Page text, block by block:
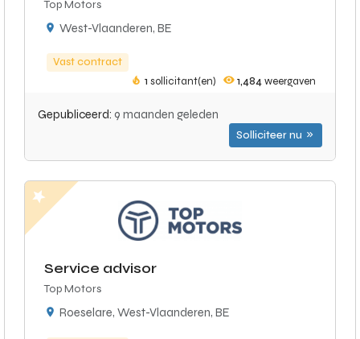
Top Motors
West-Vlaanderen, BE
Vast contract
1 sollicitant(en) 1,484weergaven
Gepubliceerd: 9 maanden geleden
Solliciteer nu
Service advisor
Top Motors
Roeselare, West-Vlaanderen, BE